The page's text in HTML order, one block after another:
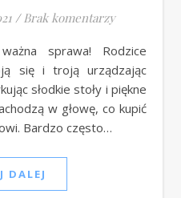
/ Brak komentarzy
się i troją urządzając
słodkie stoły i piękne
w głowę, co kupić
Bardzo często…
DALEJ